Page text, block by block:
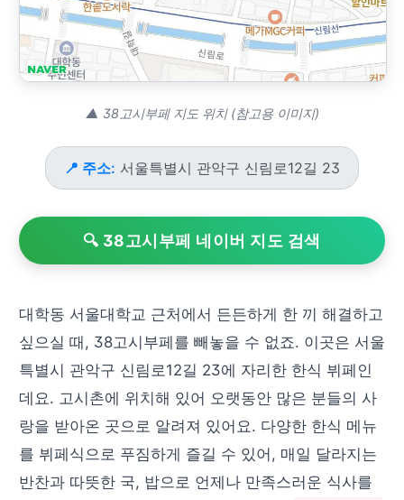
▲ 38고시부페 지도 위치 (참고용 이미지)
📍 주소: 서울특별시 관악구 신림로12길 23
🔍 38고시부페 네이버 지도 검색
대학동 서울대학교 근처에서 든든하게 한 끼 해결하고
싶으실 때, 38고시부페를 빼놓을 수 없죠. 이곳은 서울
특별시 관악구 신림로12길 23에 자리한 한식 뷔페인
데요. 고시촌에 위치해 있어 오랫동안 많은 분들의 사
랑을 받아온 곳으로 알려져 있어요. 다양한 한식 메뉴
를 뷔페식으로 푸짐하게 즐길 수 있어, 매일 달라지는
반찬과 따뜻한 국, 밥으로 언제나 만족스러운 식사를